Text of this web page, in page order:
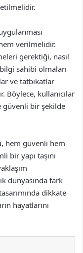
verilmelidir.
gerektiği, nasıl
sahibi olmaları
ve tatbikatlar
Böylece, kullanıcılar
güvenli bir şekilde
hem güvenli hem
bir yapı taşını
dünyasında fark
dikkate
hayatlarını